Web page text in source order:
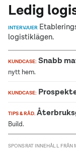
Ledig
INTERVJUER
logistiklägen.
KUNDCASE: Snabb
nytt hem.
KUNDCASE:
TIPS & RÅD.
Build.
SPONSRAT INNEHÅLL FRÅN